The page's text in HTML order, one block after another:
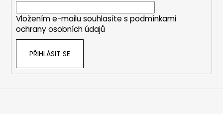
Vložením e-mailu souhlasíte s podmínkami
ochrany osobních údajů
PŘIHLÁSIT SE